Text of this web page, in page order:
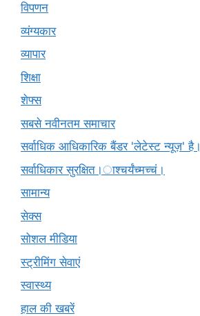
विपणन
व्यंग्यकार
व्यापार
शिक्षा
शेफ्स
सबसे नवीनतम समाचार
सर्वाधिक आधिकारिक बैंडर 'लेटेस्ट न्यूज़' है।
सर्वाधिकार सुरक्षित।ाश्चर्यंच्मच्चं।
सामान्य
सेक्स
सोशल मीडिया
स्ट्रीमिंग सेवाएं
स्वास्थ्य
हाल की खबरें